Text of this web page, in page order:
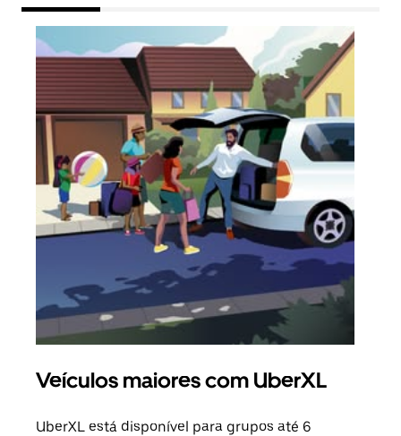
Veículos maiores com UberXL
UberXL está disponível para grupos até 6